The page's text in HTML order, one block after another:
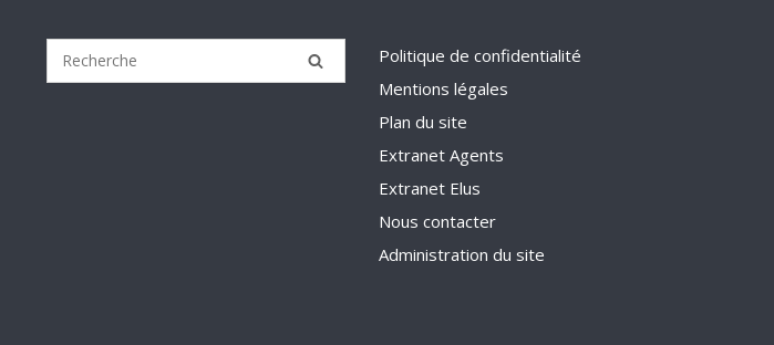
Politique de confidentialité
Mentions légales
Plan du site
Extranet Agents
Extranet Elus
Nous contacter
Administration du site